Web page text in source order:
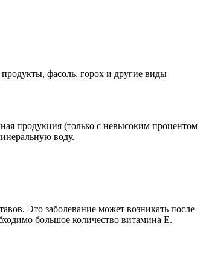
фасоль, горох и другие виды
продукция (только с невысоким процентом
воду.
Это заболевание может возникать после
большое количество витамина Е.